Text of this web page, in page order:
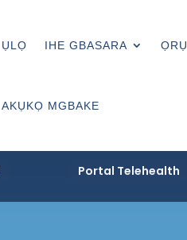
ỤLỌ IHE GBASARA ỌRỤ
AKỤKỌ MGBAKE
Portal Telehealth